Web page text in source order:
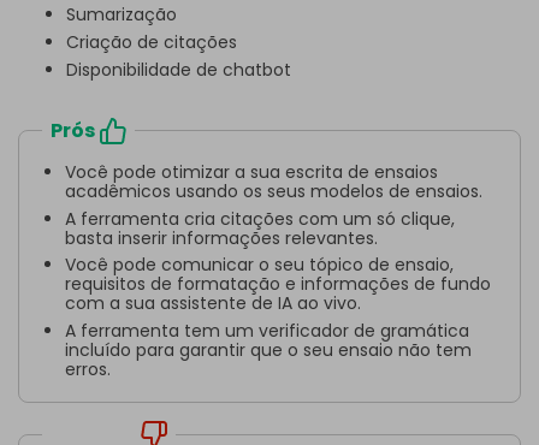
Sumarização
Criação de citações
Disponibilidade de chatbot
Prós
Você pode otimizar a sua escrita de ensaios
acadêmicos usando os seus modelos de ensaios.
A ferramenta cria citações com um só clique,
basta inserir informações relevantes.
Você pode comunicar o seu tópico de ensaio,
requisitos de formatação e informações de fundo
com a sua assistente de IA ao vivo.
A ferramenta tem um verificador de gramática
incluído para garantir que o seu ensaio não tem
erros.